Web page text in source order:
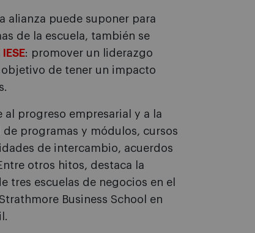
alianza puede suponer para
de la escuela, también se
: promover un liderazgo
de tener un impacto
al progreso empresarial y a la
programas y módulos, cursos
de intercambio, acuerdos
otros hitos, destaca la
tres escuelas de negocios en el
Business School en